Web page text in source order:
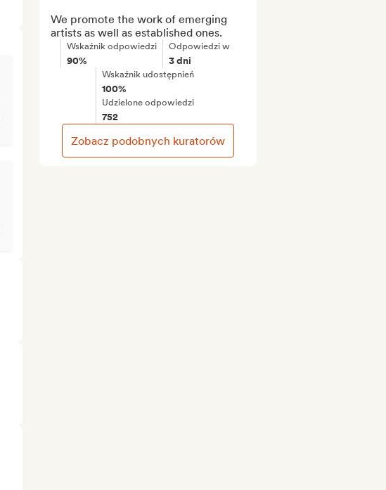
We promote the work of emerging
artists as well as established ones.
Wskaźnik odpowiedzi
90%
Odpowiedzi w
3 dni
Wskaźnik udostępnień
100%
Udzielone odpowiedzi
752
Zobacz podobnych kuratorów